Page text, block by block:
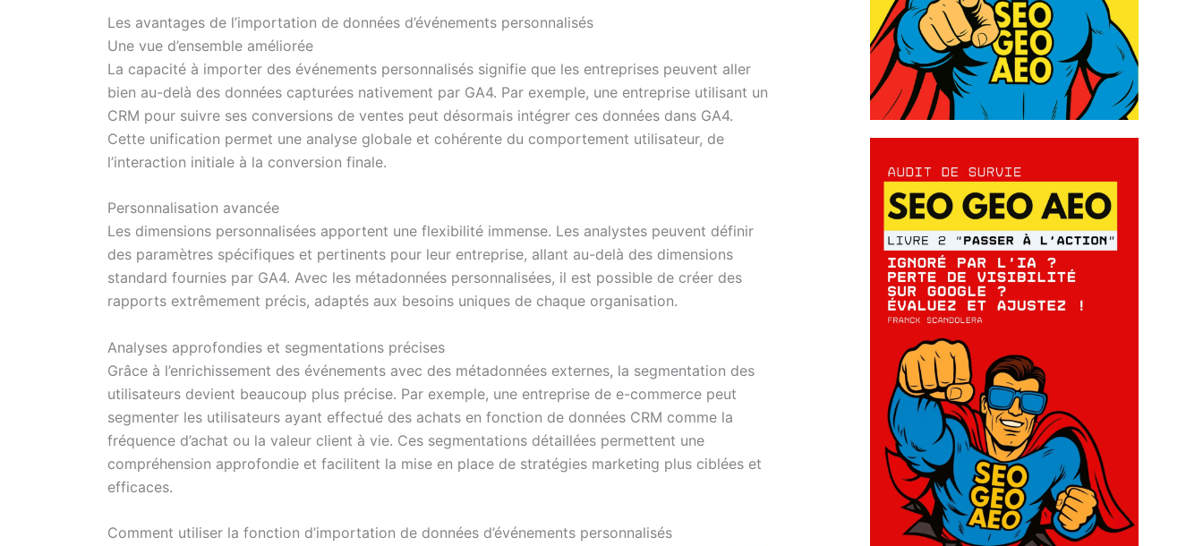
Les avantages de l’importation de données d’événements personnalisés
Une vue d’ensemble améliorée
La capacité à importer des événements personnalisés signifie que les entreprises peuvent aller
bien au-delà des données capturées nativement par GA4. Par exemple, une entreprise utilisant un
CRM pour suivre ses conversions de ventes peut désormais intégrer ces données dans GA4.
Cette unification permet une analyse globale et cohérente du comportement utilisateur, de
l’interaction initiale à la conversion finale.
Personnalisation avancée
Les dimensions personnalisées apportent une flexibilité immense. Les analystes peuvent définir
des paramètres spécifiques et pertinents pour leur entreprise, allant au-delà des dimensions
standard fournies par GA4. Avec les métadonnées personnalisées, il est possible de créer des
rapports extrêmement précis, adaptés aux besoins uniques de chaque organisation.
Analyses approfondies et segmentations précises
Grâce à l’enrichissement des événements avec des métadonnées externes, la segmentation des
utilisateurs devient beaucoup plus précise. Par exemple, une entreprise de e-commerce peut
segmenter les utilisateurs ayant effectué des achats en fonction de données CRM comme la
fréquence d’achat ou la valeur client à vie. Ces segmentations détaillées permettent une
compréhension approfondie et facilitent la mise en place de stratégies marketing plus ciblées et
efficaces.
Comment utiliser la fonction d’importation de données d’événements personnalisés